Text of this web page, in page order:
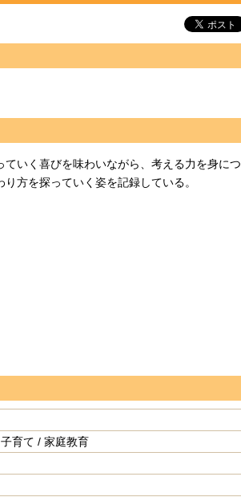
いく喜びを味わいながら、考える力を身につ
方を探っていく姿を記録している。
育て / 家庭教育